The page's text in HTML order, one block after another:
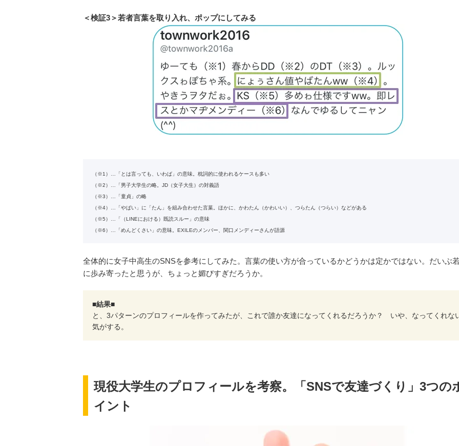
＜検証3＞若者言葉を取り入れ、ポップにしてみる
（※1）…「とは言っても、いわば」の意味。枕詞的に使われるケースも多い
（※2）…「男子大学生の略。JD（女子大生）の対義語
（※3）…「童貞」の略
（※4）…「やばい」に「たん」を組み合わせた言葉。ほかに、かわたん（かわいい）、つらたん（つらい）などがある
（※5）…「（LINEにおける）既読スルー」の意味
（※6）…「めんどくさい」の意味。EXILEのメンバー、関口メンディーさんが語源
全体的に女子中高生のSNSを参考にしてみた。言葉の使い方が合っているかどうかは定かではない。だいぶ
に歩み寄ったと思うが、ちょっと媚びすぎだろうか。
■結果■
と、3パターンのプロフィールを作ってみたが、これで誰か友達になってくれるだろうか？ いや、なってくれな
気がする。
現役大学生のプロフィールを考察。「SNSで友達づくり」3つの
イント